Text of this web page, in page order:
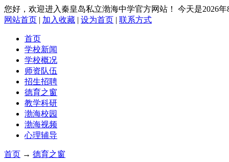
您好，欢迎进入秦皇岛私立渤海中学官方网站！ 今天是2026
网站首页 | 加入收藏 | 设为首页 | 联系方式
首页
学校新闻
学校概况
师资队伍
招生招聘
德育之窗
教学科研
渤海校园
渤海视频
心理辅导
首页 → 德育之窗